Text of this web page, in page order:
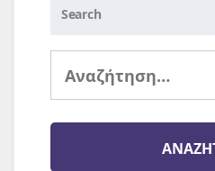
Search
Αναζήτηση
για: